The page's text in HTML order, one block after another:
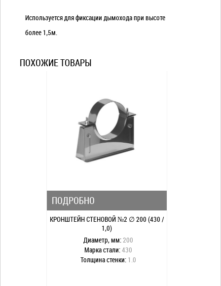
Используется для фиксации дымохода при высоте
более 1,5м.
ПОХОЖИЕ ТОВАРЫ
ПОДРОБНО
КРОНШТЕЙН СТЕНОВОЙ №2 ∅ 200 (430 /
1,0)
Диаметр, мм:200
Марка стали:430
Толщина стенки: 1.0